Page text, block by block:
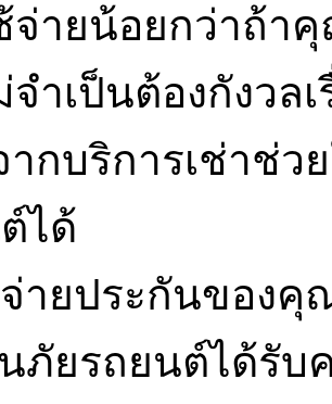
ายน้อยกว่าถ้า
ำเป็นต้องกังวล
ากบริการเช่าช่
ได้
ายประกันของคุ
ภัยรถยนต์ได้รับ